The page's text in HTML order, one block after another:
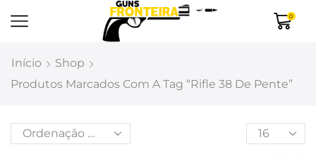
0
Início
Shop
Produtos Marcados Com A Tag “rifle 38 De Pente”